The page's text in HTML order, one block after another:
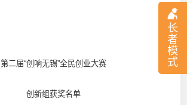
长
者
模
式
第二届“创响无锡”全民创业大赛
创新组获奖名单